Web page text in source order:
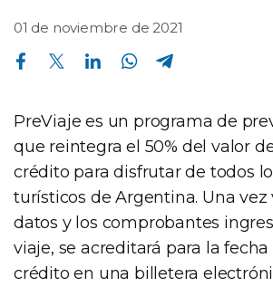
01 de noviembre de 2021
Compartir en Facebook Compartir en Twitter Compartir en Linkedin Compartir en Whatsapp
PreViaje es un programa de
que reintegra el 50% del valor
crédito para disfrutar de todos
turísticos de Argentina. Una vez
datos y los comprobantes
viaje, se acreditará para la
crédito en una billetera